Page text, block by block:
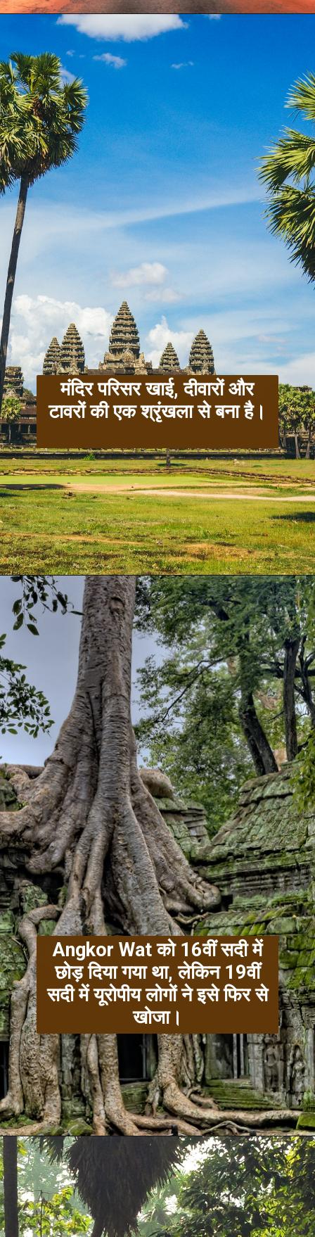
मंदिर परिसर खाई, दीवारों और
टावरों की एक श्रृंखला से बना है।
Angkor Wat को 16वीं सदी में
छोड़ दिया गया था, लेकिन 19वीं
सदी में यूरोपीय लोगों ने इसे फिर से
खोजा।